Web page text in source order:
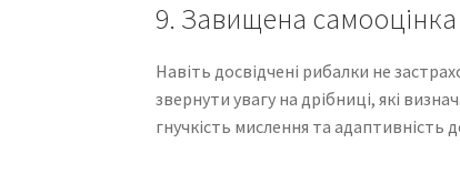
9. Завищена самооцінка
Навіть досвідчені рибалки не
звернути увагу на дрібниці, які
гнучкість мислення та адаптивність